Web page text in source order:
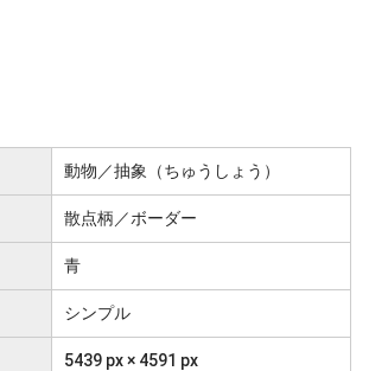
動物／抽象（ちゅうしょう）
散点柄／ボーダー
青
シンプル
5439 px × 4591 px